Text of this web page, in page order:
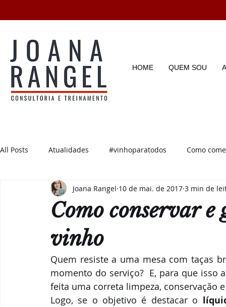
HOME QUEM SOU
All Posts Atualidades #vinhoparatodos Como
Degustações Enotícias Enoturismo Dicas e
Parcerias & Business
Recomendações
Como conservar e
vinho
Joana Rangel 10 de mai. de 2017 3 min de
Quem resiste a uma mesa com taças
momento do serviço?  E, para que isso
feita uma correta limpeza, conservação
Logo, se o objetivo é destacar o